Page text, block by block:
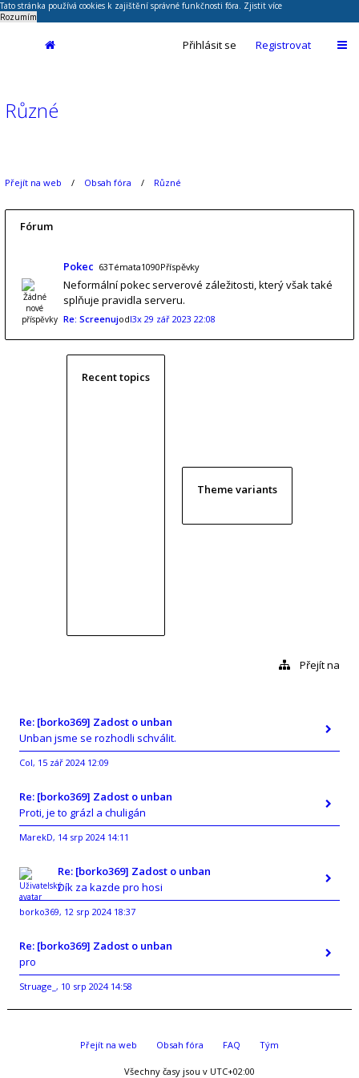
Tato stránka používá cookies k zajištění správné funkčnosti fóra. Zjistit více
Rozumím
Přihlásit se Registrovat
Různé
Přejít na web Obsah fóra Různé
Fórum
Pokec 63Témata1090Příspěvky
Neformální pokec serverové záležitosti, který však také
splňuje pravidla serveru.
Re: Screenujodl3x 29 zář 2023 22:08
Recent topics
Theme variants
Přejít na
Re: [borko369] Zadost o unban
Unban jsme se rozhodli schválit.
Col, 15 zář 2024 12:09
Re: [borko369] Zadost o unban
Proti, je to grázl a chuligán
MarekD, 14 srp 2024 14:11
Re: [borko369] Zadost o unban
Dík za kazde pro hosi
borko369, 12 srp 2024 18:37
Re: [borko369] Zadost o unban
pro
Struage_ , 10 srp 2024 14:58
Přejít na web Obsah fóra FAQ Tým
Všechny časy jsou v UTC+02:00